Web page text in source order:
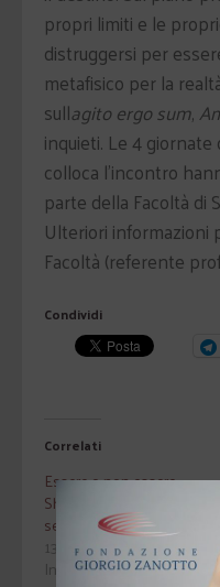
propri limiti e le
distruggersi per
metafisico per la
sullagito ergo sum,
inquieti. Le 4 giornate
colloca l’incontro
parte della Facoltà di
Ulteriori informazioni
Facoltà (referente
Condividi
Correlati
Essere o non essere.
Shakespeare e la vita tra
senso, sogno e follia
13 Aprile 2011
In "Autori"